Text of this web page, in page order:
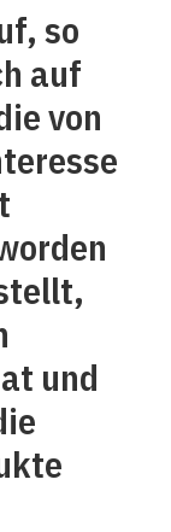
so
auf
von
und